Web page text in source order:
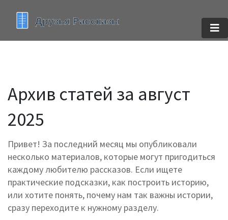
Архив статей за август
2025
Привет! За последний месяц мы опубликовали
несколько материалов, которые могут пригодиться
каждому любителю рассказов. Если ищете
практические подсказки, как построить историю,
или хотите понять, почему нам так важны истории,
сразу переходите к нужному разделу.